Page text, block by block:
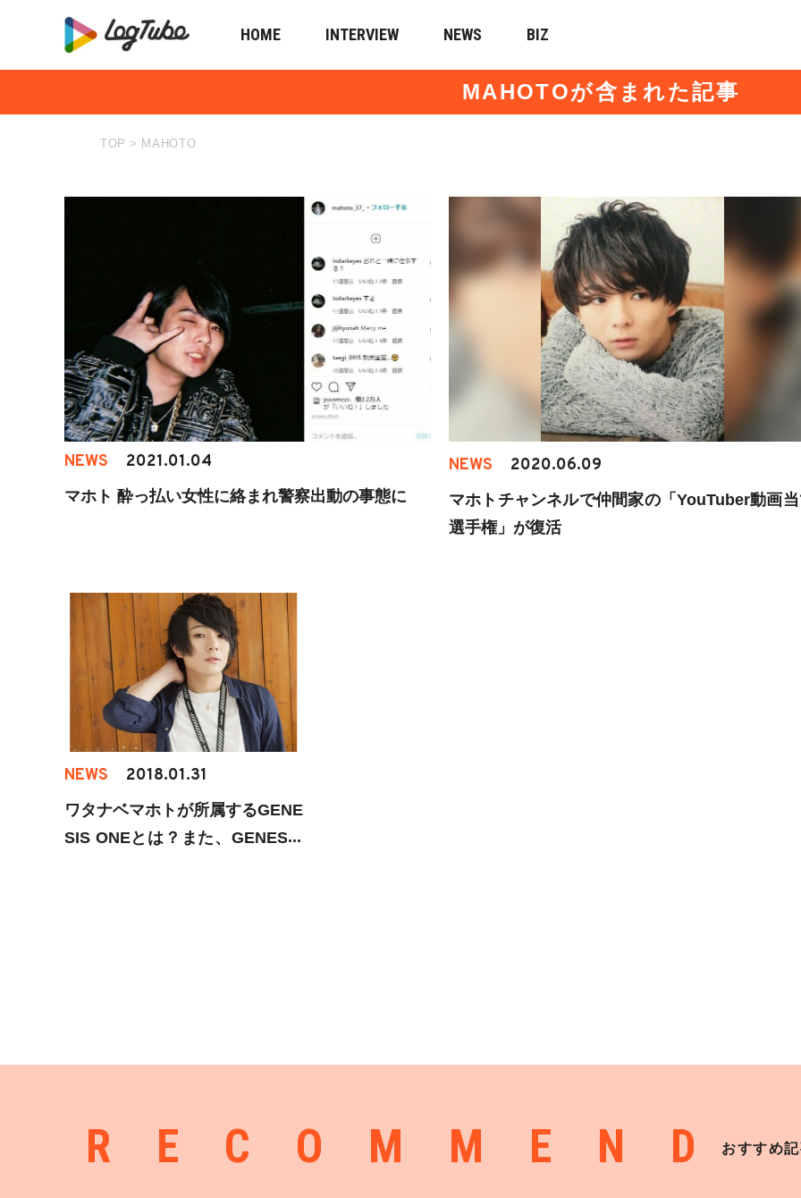
HOME INTERVIEW NEWS BIZ
MAHOTOが含まれた記事
TOP > MAHOTO
NEWS 2021.01.04
マホト 酔っ払い女性に絡まれ警察出動の事態に
NEWS 2020.06.09
マホトチャンネルで仲間家の「YouTuber動画
選手権」が復活
NEWS 2018.01.31
ワタナベマホトが所属するGENE
SIS ONEとは？また、GENESIS
RECOMMENDおすすめ